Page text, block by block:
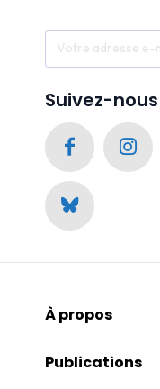
Suivez-nous
À propos
Publications